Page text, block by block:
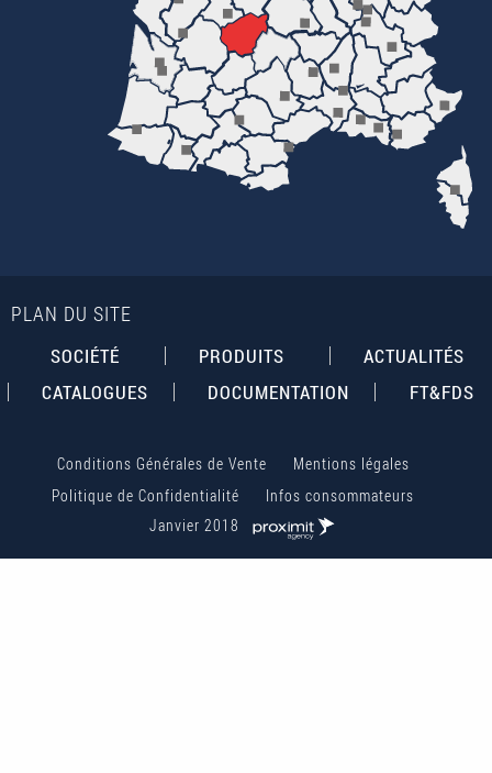
PLAN DU SITE
SOCIÉTÉ PRODUITS
ACTUALITÉS
CATALOGUES
DOCUMENTATION FT&FDS
Conditions Générales de Vente
Mentions légales
Politique de Confidentialité
Infos consommateurs
Janvier 2018